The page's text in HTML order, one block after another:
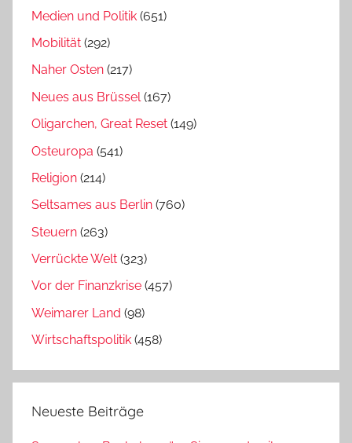
Medien und Politik (651)
Mobilität (292)
Naher Osten (217)
Neues aus Brüssel (167)
Oligarchen, Great Reset (149)
Osteuropa (541)
Religion (214)
Seltsames aus Berlin (760)
Steuern (263)
Verrückte Welt (323)
Vor der Finanzkrise (457)
Weimarer Land (98)
Wirtschaftspolitik (458)
Neueste Beiträge